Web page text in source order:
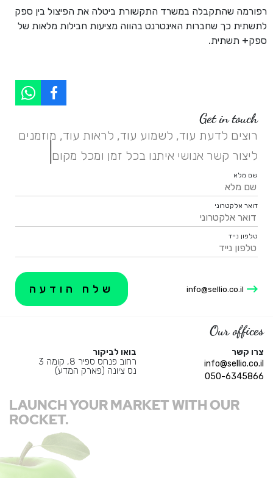
רפורמה שהתקבלה במשרד התקשורת ביטלה את הפיצול בין ספק
לתשתית כך שחברות האינטרנט בהווה מציעות חבילות מלאות של
ספק+ תשתית.
Get in touch
רוצים לדעת עוד, לשמוע עוד, לראות עוד, מוזמנים
ליצור קשר אנושי איתנו בכל זמן ומכל מקום.
|
שם מלא
דואר אלקטרוני
טלפון נייד
info@sellio.co.il
Our offices
צרו קשר
info@sellio.co.il
050-6345866
בואו לביקור
רחוב פנחס ספיר 8, קומה 3
נס ציונה (פארק המדע)
LAUNCH YOUR MARKET WITH OUR
ROCKET.